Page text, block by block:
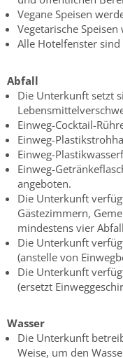
Vegane Speisen
Vegetarische
Alle Hotelfenster
Abfall
Die Unterkunft setzt
Einweg-Cocktail-
Einweg-
Einweg-
Einweg-
angeboten.
Die Unterkunft
Gästezimmern,
mindestens vier
Die Unterkunft
(anstelle von
Die Unterkunft
(ersetzt
Wasser
Die Unterkunft
Weise, um den